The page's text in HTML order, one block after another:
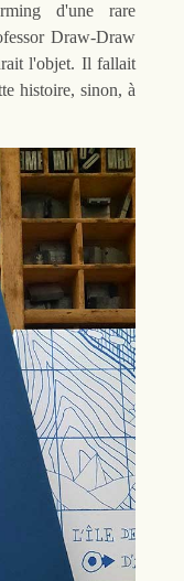
d'une rare
Draw-Draw
l'objet. Il fallait
histoire, sinon, à